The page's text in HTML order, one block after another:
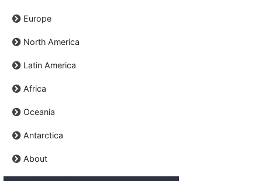
Europe
North America
Latin America
Africa
Oceania
Antarctica
About